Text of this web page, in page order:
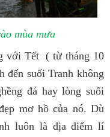
mùa mưa
với Tết ( từ tháng 10
đến suối Tranh không
đá hay lòng suối
mơ hồ của nó. Dù
luôn là địa điểm lí